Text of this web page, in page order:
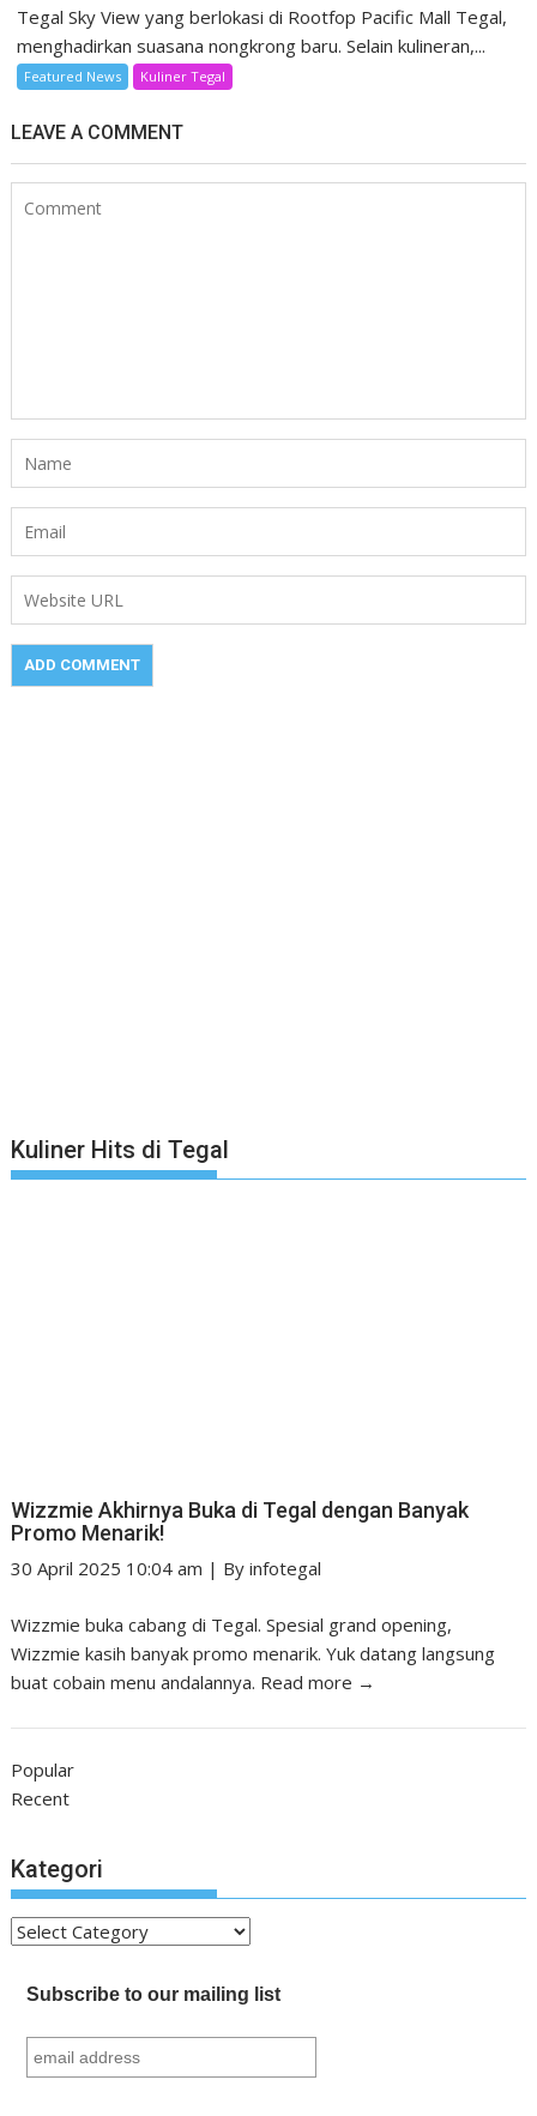
Tegal Sky View yang berlokasi di Rootfop Pacific Mall Tegal,
menghadirkan suasana nongkrong baru. Selain kulineran,...
Featured News Kuliner Tegal
LEAVE A COMMENT
Kuliner Hits di Tegal
Wizzmie Akhirnya Buka di Tegal dengan Banyak
Promo Menarik!
30 April 2025 10:04 am | Byinfotegal
Wizzmie buka cabang di Tegal. Spesial grand opening,
Wizzmie kasih banyak promo menarik. Yuk datang langsung
buat cobain menu andalannya. Read more →
Popular
Recent
Kategori
Kategori
Subscribe to our mailing list